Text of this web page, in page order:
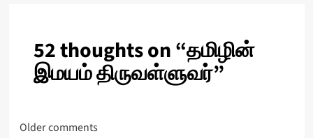
52 thoughts on “தமிழின்
இமயம் திருவள்ளுவர்”
Comments
Older comments